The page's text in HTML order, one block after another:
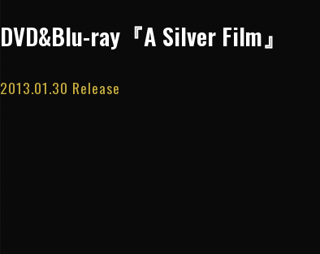
DVD&Blu-ray『A Silver Film』
2013.01.30 Release